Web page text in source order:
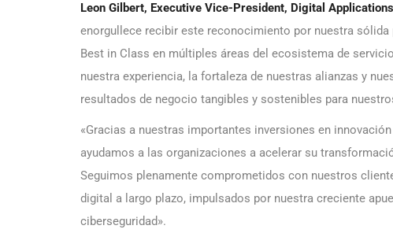
Leon Gilbert, Executive Vice-President, Digital
enorgullece recibir este reconocimiento por nuestra
Best in Class en múltiples áreas del ecosistema de
nuestra experiencia, la fortaleza de nuestras alianzas y
resultados de negocio tangibles y sostenibles para
«Gracias a nuestras importantes inversiones en
ayudamos a las organizaciones a acelerar su
Seguimos plenamente comprometidos con nuestros
digital a largo plazo, impulsados por nuestra creciente
ciberseguridad».